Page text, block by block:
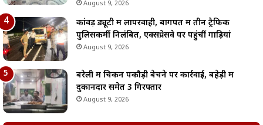
August 9, 2026
कांवड़ ड्यूटी में लापरवाही, बागपत में तीन ट्रैफिक
पुलिसकर्मी निलंबित, एक्सप्रेसवे पर पहुंचीं गाड़ियां
August 9, 2026
बरेली में चिकन पकौड़ी बेचने पर कार्रवाई, बहेड़ी में
दुकानदार समेत 3 गिरफ्तार
August 9, 2026